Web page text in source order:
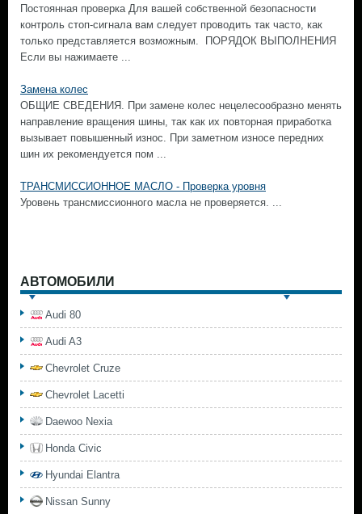
Постоянная проверка Для вашей собственной безопасности
контроль стоп-сигнала вам следует проводить так часто, как
только представляется возможным. ПОРЯДОК ВЫПОЛНЕНИЯ
Если вы нажимаете ...
Замена колес
ОБЩИЕ СВЕДЕНИЯ. При замене колес нецелесообразно менять
направление вращения шины, так как их повторная приработка
вызывает повышенный износ. При заметном износе передних
шин их рекомендуется пом ...
ТРАНСМИССИОННОЕ МАСЛО - Проверка уровня
Уровень трансмиссионного масла не проверяется. ...
АВТОМОБИЛИ
Audi 80
Audi A3
Chevrolet Cruze
Chevrolet Lacetti
Daewoo Nexia
Honda Civic
Hyundai Elantra
Nissan Sunny